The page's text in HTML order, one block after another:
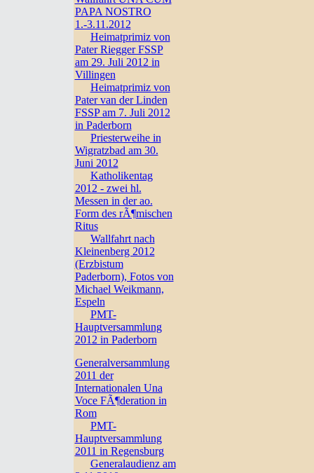
PAPA NOSTRO
1.-3.11.2012
Heimatprimiz von
Pater Riegger FSSP
am 29. Juli 2012 in
Villingen
Heimatprimiz von
Pater van der Linden
FSSP am 7. Juli 2012
in Paderborn
Priesterweihe in
Wigratzbad am 30.
Juni 2012
Katholikentag
2012 - zwei hl.
Messen in der ao.
Form des rÃ¶mischen
Ritus
Wallfahrt nach
Kleinenberg 2012
(Erzbistum
Paderborn), Fotos von
Michael Weikmann,
Espeln
PMT-
Hauptversammlung
2012 in Paderborn
Generalversammlung
2011 der
Internationalen Una
Voce FÃ¶deration in
Rom
PMT-
Hauptversammlung
2011 in Regensburg
Generalaudienz am